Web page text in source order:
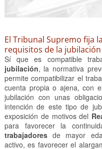
El Tribunal Supremo fija
requisitos de la
Sí que es compatible
jubilación, la normativa
permite compatibilizar el
cuenta propia o ajena, con
jubilación con unas
intención de este tipo de
exposición de motivos del
para favorecer la
trabajadoresde mayor
activo, es favorecer el